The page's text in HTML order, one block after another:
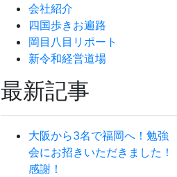
会社紹介
四国歩きお遍路
岡目八目リポート
新令和経営道場
最新記事
大阪から3名で福岡へ！勉強
会にお招きいただきました！
感謝！